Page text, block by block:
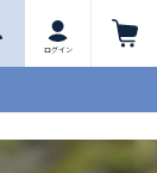
ログイン